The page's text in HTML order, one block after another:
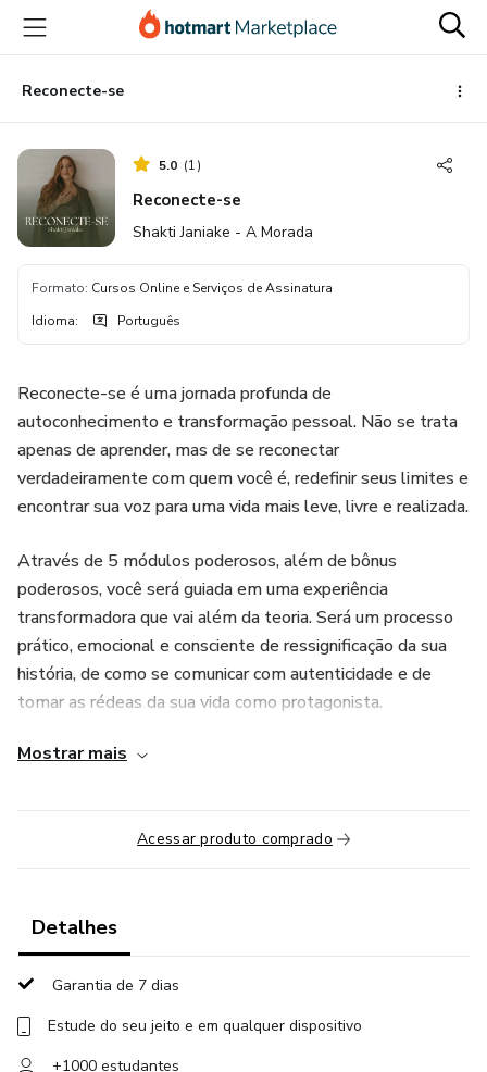
para
conteúdo
principal
para
pagamento
para
rodapé
Reconecte-se
5.0 (1)
Reconecte-se
Shakti Janiake - A Morada
Formato: Cursos Online e Serviços de Assinatura
Idioma: Português
Reconecte-se é uma jornada profunda de
autoconhecimento e transformação pessoal. Não se trata
apenas de aprender, mas de se reconectar
verdadeiramente com quem você é, redefinir seus limites e
encontrar sua voz para uma vida mais leve, livre e realizada.
Através de 5 módulos poderosos, além de bônus
poderosos, você será guiada em uma experiência
transformadora que vai além da teoria. Será um processo
prático, emocional e consciente de ressignificação da sua
história, de como se comunicar com autenticidade e de
tomar as rédeas da sua vida como protagonista.
Mostrar mais
Acessar produto comprado
Detalhes
Garantia de 7 dias
Estude do seu jeito e em qualquer dispositivo
+1000 estudantes